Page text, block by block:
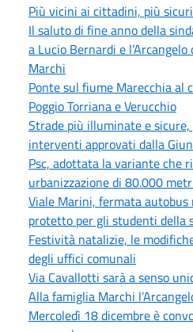
Più vicini ai cittadini, più
Il saluto di fine anno della
a Lucio Bernardi e l’Arcangelo
Marchi
Ponte sul fiume Marecchia al
Poggio Torriana e Verucchio
Strade più illuminate e
interventi approvati dalla
Psc, adottata la variante che
urbanizzazione di 80.000
Viale Marini, fermata
protetto per gli studenti della
Festività natalizie, le
degli uffici comunali
Via Cavallotti sarà a senso
Alla famiglia Marchi
Mercoledì 18 dicembre è